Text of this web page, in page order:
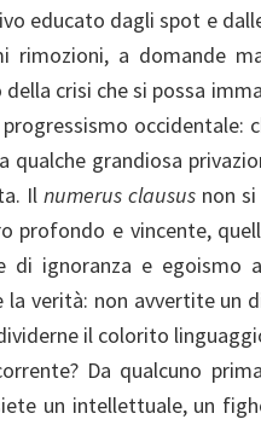
educato dagli spot e
rimozioni, a domande
crisi che si possa
occidentale:
grandiosa
Ilnumerus clausus non
profondo e vincente,
ignoranza e egoismo
verità: non avvertite un
il colorito
Da qualcuno
un intellettuale, un